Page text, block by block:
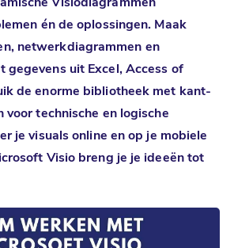
Visiodiagrammen
én de oplossingen. Maak
netwerkdiagrammen en
gegevens uit Excel, Access of
de enorme bibliotheek met kant-
voor technische en logische
je visuals online en op je mobiele
Visio breng je je ideeën tot